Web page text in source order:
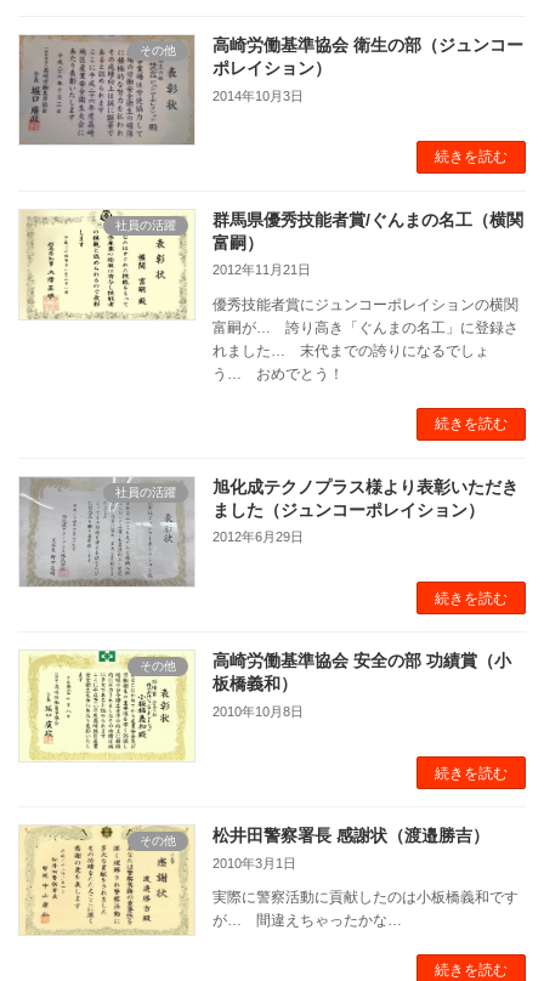
その他
高崎労働基準協会 衛生の部（ジュンコー
ポレイション）
2014年10月3日
続きを読む
社員の活躍
群馬県優秀技能者賞/ぐんまの名工（横関
富嗣）
2012年11月21日
優秀技能者賞にジュンコーポレイションの横関
富嗣が… 誇り高き「ぐんまの名工」に登録さ
れました… 末代までの誇りになるでしょ
う… おめでとう！
続きを読む
社員の活躍
旭化成テクノプラス様より表彰いただき
ました（ジュンコーポレイション）
2012年6月29日
続きを読む
その他
高崎労働基準協会 安全の部 功績賞（小
板橋義和）
2010年10月8日
続きを読む
その他 松井田警察署長 感謝状（渡邉勝吉）
2010年3月1日
実際に警察活動に貢献したのは小板橋義和です
が… 間違えちゃったかな…
続きを読む